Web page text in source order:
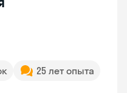
25 лет опыта